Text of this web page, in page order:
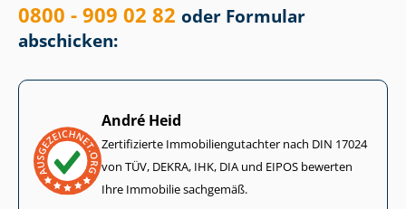
0800 - 909 02 82 oder Formular
abschicken:
André Heid
Zertifizierte Im­mo­bi­li­en­gut­ach­ter nach DIN 17024
von TÜV, DEKRA, IHK, DIA und EIPOS bewerten
Ihre Immobilie sachgemäß.